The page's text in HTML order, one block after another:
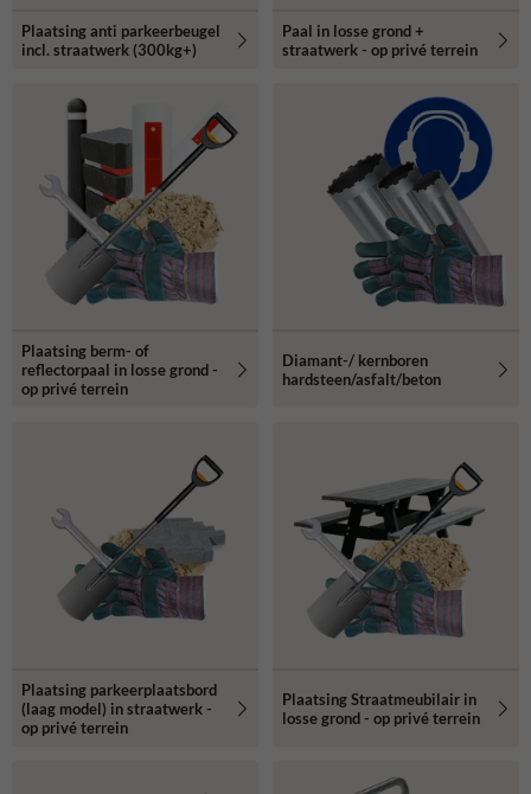
Plaatsing anti parkeerbeugel
incl. straatwerk (300kg+)
Paal in losse grond +
straatwerk - op privé terrein
Plaatsing berm- of
reflectorpaal in losse grond -
op privé terrein
Diamant-/ kernboren
hardsteen/asfalt/beton
Plaatsing parkeerplaatsbord
(laag model) in straatwerk -
op privé terrein
Plaatsing Straatmeubilair in
losse grond - op privé terrein